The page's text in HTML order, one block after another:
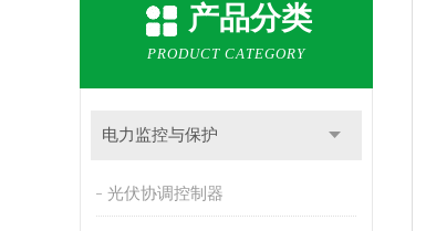
产品分类
PRODUCT CATEGORY
电力监控与保护
光伏协调控制器